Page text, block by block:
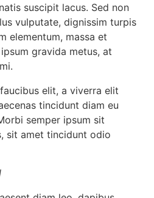
suscipit lacus. Sed non
vulputate, dignissim turpis
elementum, massa et
gravida metus, at
elit, a viverra elit
tincidunt diam eu
semper ipsum sit
sit amet tincidunt odio